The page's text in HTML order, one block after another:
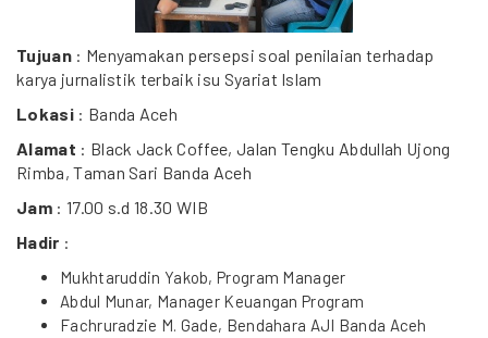
Kredit Web-site
Tujuan: Menyamakan persepsi soal penilaian terhadap
karya jurnalistik terbaik isu Syariat Islam
Lokasi: Banda Aceh
Alamat : Black Jack Coffee, Jalan Tengku Abdullah Ujong
Rimba, Taman Sari Banda Aceh
Jam: 17.00 s.d 18.30 WIB
Hadir :
Mukhtaruddin Yakob, Program Manager
Abdul Munar, Manager Keuangan Program
Fachruradzie M. Gade, Bendahara AJI Banda Aceh